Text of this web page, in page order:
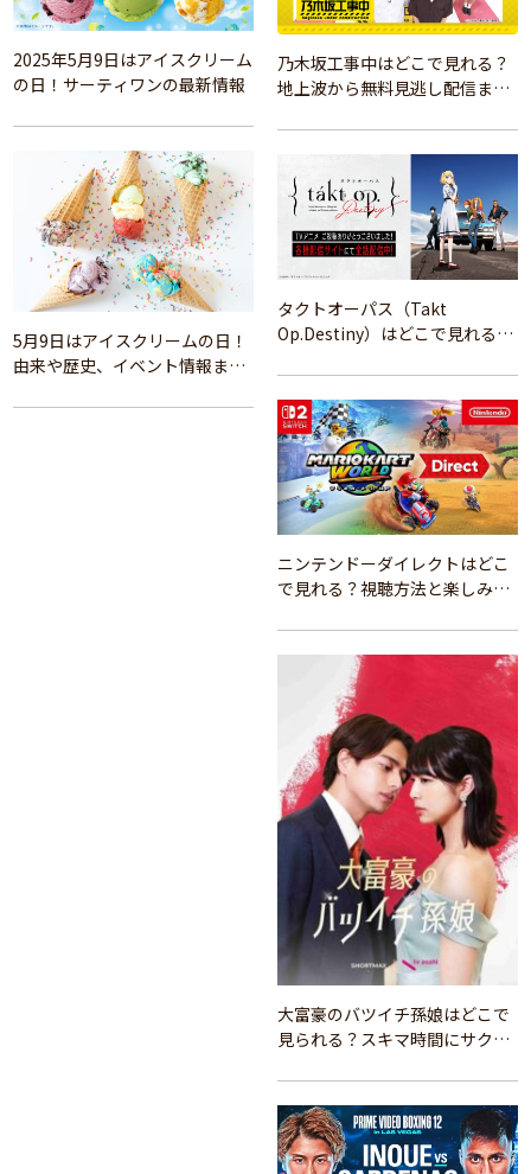
2025年5月9日はアイスクリーム
の日！サーティワンの最新情報
5月9日はアイスクリームの日！
由来や歴史、イベント情報まと
乃木坂工事中はどこで見れる？
地上波から無料見逃し配信まで
タクトオーパス（Takt
Op.Destiny）はどこで見れる？
まとめ
ニンテンドーダイレクトはどこ
で見れる？視聴方法と楽しみ方
大富豪のバツイチ孫娘はどこで
見られる？スキマ時間にサクッ